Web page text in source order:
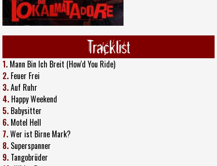
Tracklist
1. Mann Bin Ich Breit (How'd You Ride)
2. Feuer Frei
3.Auf Ruhr
4. Happy Weekend
5. Babysitter
6. Motel Hell
7.Wer ist Birne Mark?
8. Superspanner
9. Tangobrüder